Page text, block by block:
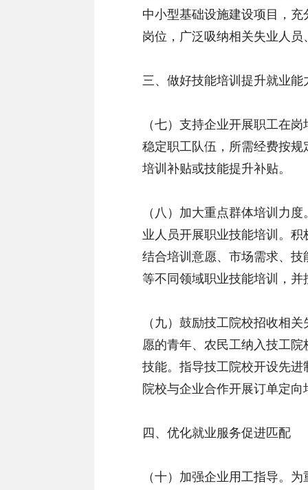
中小型基础设施建设项目，
岗位，广泛吸纳相关失业人
三、做好技能培训提升就业能
（七）支持企业开展职工在
稳定职工队伍，所需经费按
培训补贴或技能提升补贴。
（八）加大重点群体培训力
业人员开展职业技能培训。
结合培训意愿、市场需求、
等不同领域职业技能培训，
（九）鼓励技工院校招收相
愿的青年、农民工纳入技工
技能。指导技工院校开设先
院校与企业合作开展订单定
四、优化就业服务促进匹配
（十）加强企业用工指导。